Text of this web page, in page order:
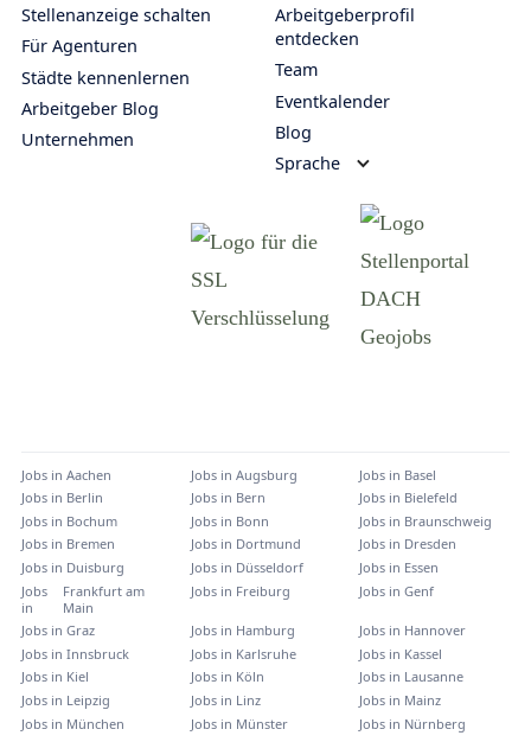
Stellenanzeige schalten
Für Agenturen
Städte kennenlernen
Arbeitgeber Blog
Unternehmen
Arbeitgeberprofil
entdecken
Team
Eventkalender
Blog
Sprache
Jobs in Aachen Jobs in Augsburg Jobs in Basel
Jobs in Berlin Jobs in Bern Jobs in Bielefeld
Jobs in Bochum Jobs in Bonn Jobs in Braunschweig
Jobs in Bremen Jobs in Dortmund Jobs in Dresden
Jobs in Duisburg Jobs in Düsseldorf Jobs in Essen
Jobs
in
Frankfurt am
Main
Jobs in Freiburg Jobs inGenf
Jobs in Graz Jobs in Hamburg Jobs in Hannover
Jobs in Innsbruck Jobs in Karlsruhe Jobs in Kassel
Jobs in Kiel Jobs in Köln Jobs in Lausanne
Jobs in Leipzig Jobs in Linz Jobs in Mainz
Jobs in München Jobs in Münster Jobs in Nürnberg